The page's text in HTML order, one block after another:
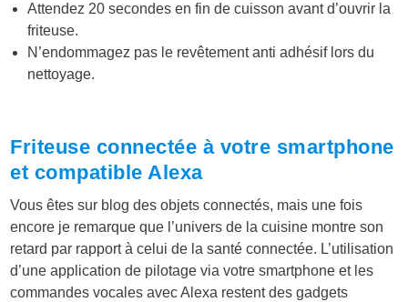
Attendez 20 secondes en fin de cuisson avant d’ouvrir la
friteuse.
N’endommagez pas le revêtement anti adhésif lors du
nettoyage.
Friteuse connectée à votre smartphone
et compatible Alexa
Vous êtes sur blog des objets connectés, mais une fois
encore je remarque que l’univers de la cuisine montre son
retard par rapport à celui de la santé connectée. L’utilisation
d’une application de pilotage via votre smartphone et les
commandes vocales avec Alexa restent des gadgets